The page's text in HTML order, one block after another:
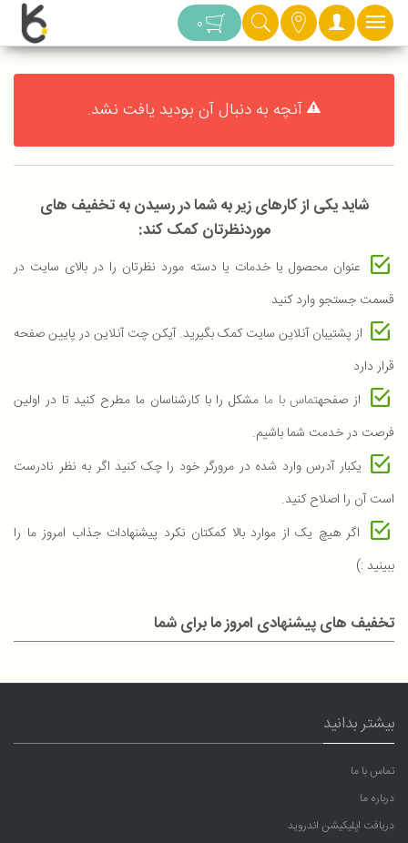
دسته بندی 0
آنچه به دنبال آن بودید یافت نشد.
شاید یکی از کارهای زیر به شما در رسیدن به تخفیف های
موردنظرتان کمک کند:
عنوان محصول یا خدمات یا دسته مورد نظرتان را در بالای سایت در
قسمت جستجو وارد کنید
از پشتیبان آنلاین سایت کمک بگیرید. آیکن چت آنلاین در پایین صفحه
قرار دارد
از صفحهتماس با ما مشکل را با کارشناسان ما مطرح کنید تا در اولین
فرصت در خدمت شما باشیم.
یکبار آدرس وارد شده در مرورگر خود را چک کنید اگر به نظر نادرست
است آن را اصلاح کنید.
اگر هیچ یک از موارد بالا کمکتان نکرد پیشنهادات جذاب امروز ما را
ببینید :)
تخفیف های پیشنهادی امروز ما برای شما
بیشتر بدانید
تماس با ما
درباره ما
دریافت اپلیکیشن اندروید